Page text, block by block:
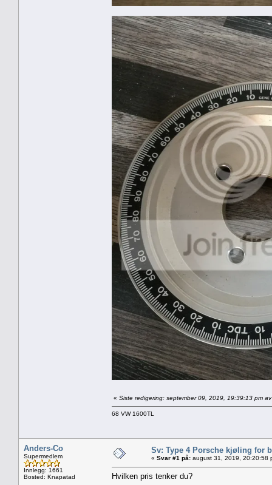
« Siste redigering: september 09, 2019, 19:39:13 pm
68 VW 1600TL
Anders-Co
Supermedlem
Innlegg: 1661
Bosted: Knapatad
Sv: Type 4 Porsche kjøling for
« Svar #1 på: august 31, 2019, 20:20:58
Hvilken pris tenker du?